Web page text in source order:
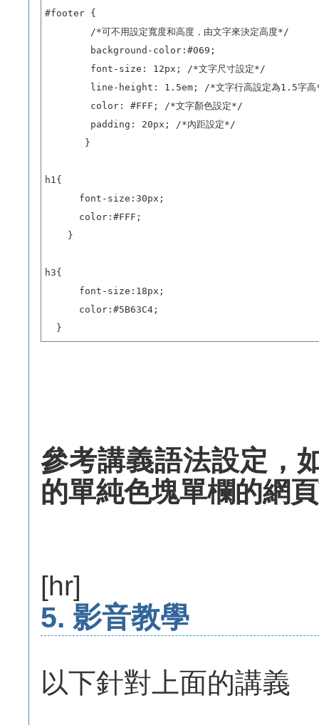
#footer {
        /*可不用設定寬度和高度，由文字來決定高度*/
        background-color:#069;
        font-size: 12px; /*文字尺寸設定*/
line-height: 1.5em; /*文字行高設定為1.5字高
        color: #FFF; /*文字顏色設定*/
        padding: 20px; /*內距設定*/
       }
h1{
      font-size:30px;
      color:#FFF;
    }
h3{
      font-size:18px;
      color:#5B63C4;
  }
參考講義語法設定，
的單純色塊單欄的網
[hr]
5. 影音教學
以下針對上面的講義